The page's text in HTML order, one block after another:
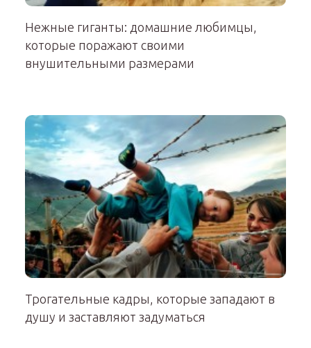
Нежные гиганты: домашние любимцы,
которые поражают своими
внушительными размерами
Трогательные кадры, которые западают в
душу и заставляют задуматься